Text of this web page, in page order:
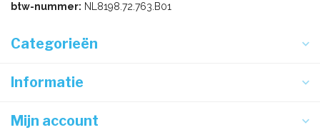
btw-nummer: NL8198.72.763.B01
Categorieën
Informatie
Mijn account